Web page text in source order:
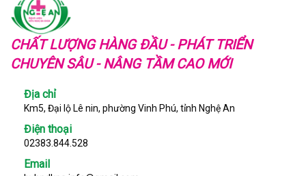
CHẤT LƯỢNG HÀNG ĐẦU - PHÁT TRIỂN
CHUYÊN SÂU - NÂNG TẦM CAO MỚI
Địa chỉ
Km5, Đại lộ Lê nin, phường Vinh Phú, tỉnh Nghệ An
Điện thoại
02383.844.528
Email